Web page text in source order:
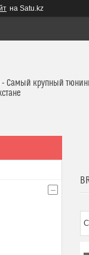
на Satu.kz
- Самый крупный